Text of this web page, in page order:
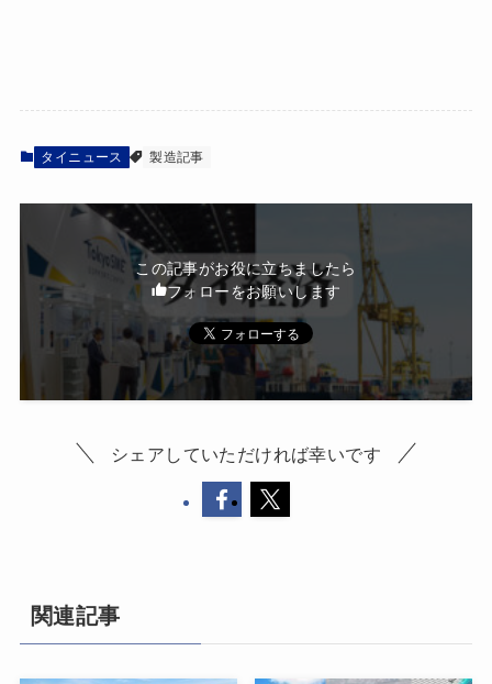
タイニュース 製造記事
この記事がお役に立ちましたら
フォローをお願いします
シェアしていただければ幸いです
関連記事